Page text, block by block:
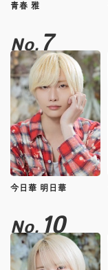
青春 雅
No.7
今日華 明日華
No.10